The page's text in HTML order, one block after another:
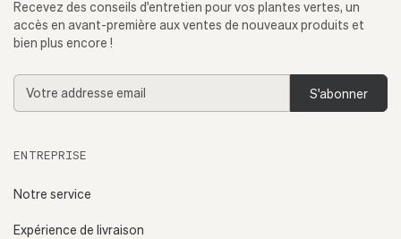
Recevez des conseils d'entretien pour vos plantes vertes, un
accès en avant-première aux ventes de nouveaux produits et
bien plus encore !
Addresse
email
ENTREPRISE
Notre service
Expérience de livraison